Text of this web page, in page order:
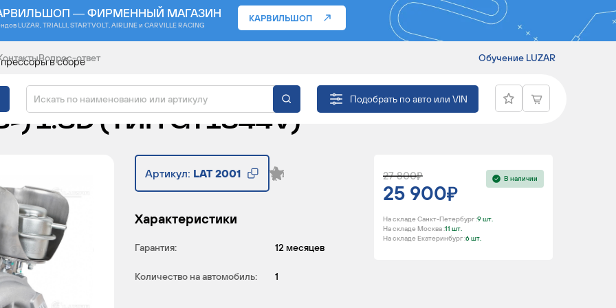
— ФИРМЕННЫЙ МАГАЗИН
LUZAR, TRIALLI, STARTVOLT, AIRLINE и CARVILLE RACING
КАРВИЛЬШОП
Вопрос-ответ Обучение LUZAR
Подобрать по авто или VIN
в сборе
ДЛЯ А/М PSA BERLINGO
) 1.6D (ТИП GT1544V)
Артикул: LAT 2001
Характеристики
Гарантия: 12 месяцев
Количество на автомобиль: 1
27 800
25 900
В наличии
На складе Санкт-Петербург :9 шт.
На складе Москва :11 шт.
На складе Екатеринбург :6 шт.